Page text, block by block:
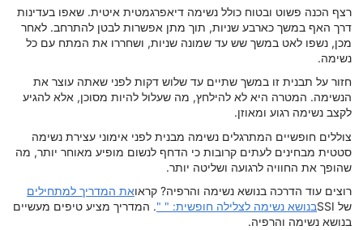
רצף הכנה פשוט ובטוח כולל נשימה דיאפרגמטית איטית. שאפו בעדינות
דרך האף במשך כארבע שניות, תוך מתן אפשרות לבטן להתרחב. לאחר
מכן, נשפו לאט במשך שש עד שמונה שניות, ושחררו את המתח עם כל
נשימה.
חזור על תבנית זו במשך שתיים עד שלוש דקות לפני שאתה עוצר את
הנשימה. המטרה היא לא להילחץ, מה שעלול להיות מסוכן, אלא להגיע
לקצב נשימה רגוע ומאוזן.
צוללים חופשיים המתרגלים נשימה מבנית לפני אימוני עצירת נשימה
סטטית מבחינים לעתים קרובות כי הדחף לנשום מופיע מאוחר יותר, מה
שהופך את החוויה לרגועה ושליטה יותר.
רוצים עוד הדרכה בנושא נשימה והרפיה? קראואת המדריך למתחילים
של SSI
בנושא נשימה לצלילה חופשית: " ". המדריך מציע טיפים מעשיים
בנושא נשימה והרפיה.